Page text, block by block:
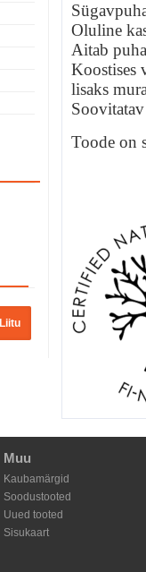
Liitu
Oluline
Aitab
Koostises
lisaks
Toode on
Muu
Kaubamärgid
Soodustooted
Uued tooted
Sisukaart